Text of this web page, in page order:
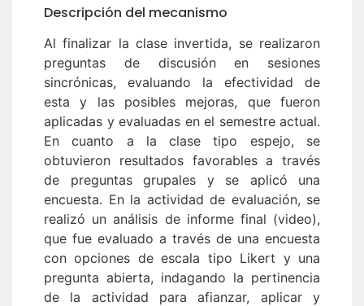
Descripción del mecanismo
Al finalizar la clase invertida, se realizaron
preguntas de discusión en sesiones
sincrónicas, evaluando la efectividad de
esta y las posibles mejoras, que fueron
aplicadas y evaluadas en el semestre actual.
En cuanto a la clase tipo espejo, se
obtuvieron resultados favorables a través
de preguntas grupales y se aplicó una
encuesta. En la actividad de evaluación, se
realizó un análisis de informe final (video),
que fue evaluado a través de una encuesta
con opciones de escala tipo Likert y una
pregunta abierta, indagando la pertinencia
de la actividad para afianzar, aplicar y